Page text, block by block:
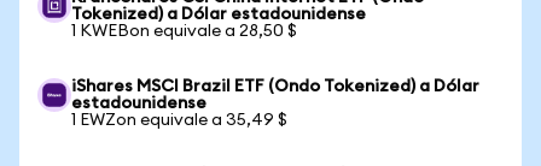
Tokenized) a Dólar estadounidense
1 KWEBon equivale a 28,50 $
iShares MSCI Brazil ETF (Ondo Tokenized) a Dólar
estadounidense
1 EWZon equivale a 35,49 $